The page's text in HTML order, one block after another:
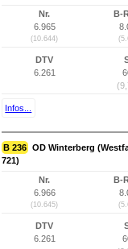
Nr.
6.965
(10.644)
B-
DTV
6.261
Infos...
B 236 OD Winterberg
721)
Nr.
6.966
(10.645)
B-
DTV
6.261